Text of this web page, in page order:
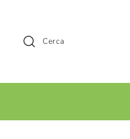
Cerca